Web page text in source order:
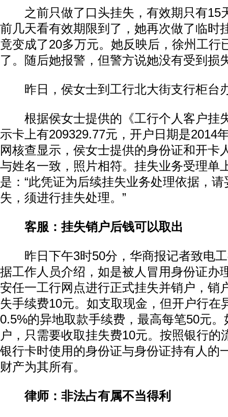
之前只做了口头挂失，有效期只有15
前几天看有效期限到了，她再次做了临时
竟变成了20多万元。她反映后，徐州工行
了。随后她报警，但警方说她没有受到损
昨日，侯女士到工行北大街支行柜台
根据侯女士提供的《工行个人客户挂
示卡上有209329.77元，开户日期是2014
网核查显示，侯女士提供的身份证和开卡
与姓名一致，照片相符。挂失业务受理单
是：“此凭证为后续挂失业务处理依据，
失，须进行挂失处理。”
客服：挂失销户后钱可以取出
昨日下午3时50分，华商报记者致电工
据工作人员介绍，如是被人冒用身份证办
安任一工行网点进行正式挂失并销户，销
失手续费10元。如支取现金，但开户行在
0.5%的异地取款手续费，最高每笔50元
户，只需要收取挂失费10元。按照银行的
银行卡时使用的身份证与身份证持有人的
财产为其所有。
律师：非法占有属不当得利